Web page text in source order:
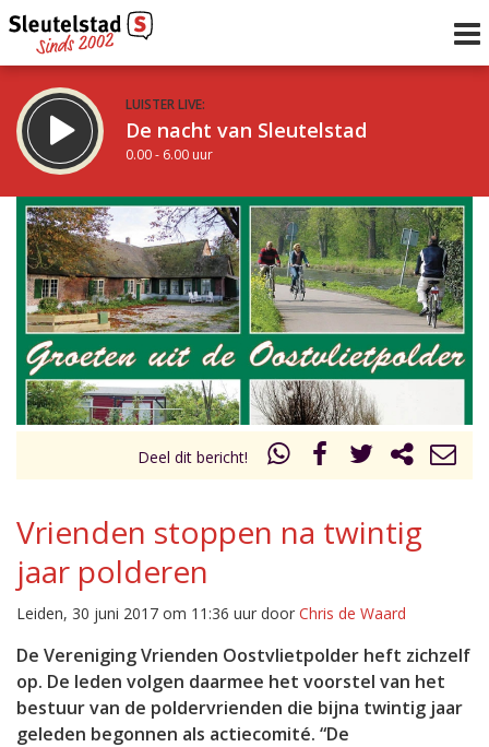
LUISTER LIVE:
De nacht van Sleutelstad
0.00 - 6.00 uur
STRAKS:
De ochtend van Sleutelstad
6.00 - 12.00 uur
Vorig uur
uur 1 van 0 Volgend uur
Inklappen
Deel dit bericht!
Vrienden stoppen na twintig
jaar polderen
Leiden, 30 juni 2017 om 11:36 uur door Chris de Waard
De Vereniging Vrienden Oostvlietpolder heft zichzelf
op. De leden volgen daarmee het voorstel van het
bestuur van de poldervrienden die bijna twintig jaar
geleden begonnen als actiecomité. “De